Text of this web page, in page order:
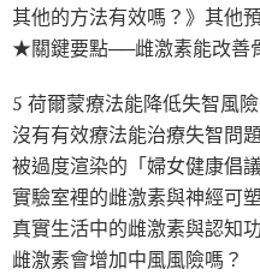
其他的方法有效嗎？》其他
★關鍵要點──雌激素能改善
5 荷爾蒙療法能降低失智風險
沒有有效療法能治療失智問
被過度渲染的「婦女健康倡
實驗室裡的雌激素與神經可
真實生活中的雌激素與認知
雌激素會增加中風風險嗎？